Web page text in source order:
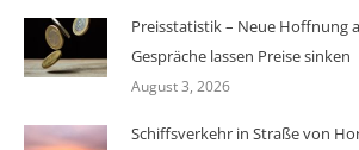
Preisstatistik – Neue Hoffnung
Gespräche lassen Preise sinken
August 3, 2026
Schiffsverkehr in Straße von